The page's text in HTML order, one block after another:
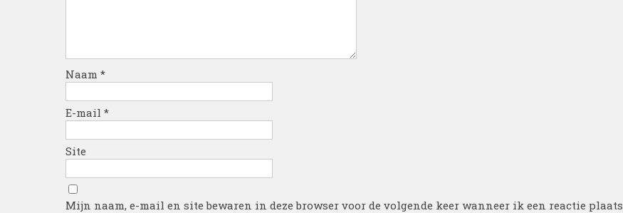
Naam *
E-mail *
Site
Mijn naam, e-mail en site bewaren in deze browser voor de volgende keer wanneer ik een reactie plaats.